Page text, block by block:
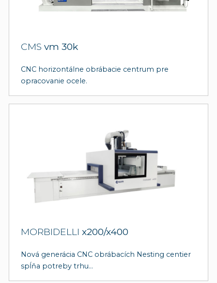
CMS vm 30k
CNC horizontálne obrábacie centrum pre
opracovanie ocele.
MORBIDELLI x200/x400
Nová generácia CNC obrábacích Nesting centier
spĺňa potreby trhu...